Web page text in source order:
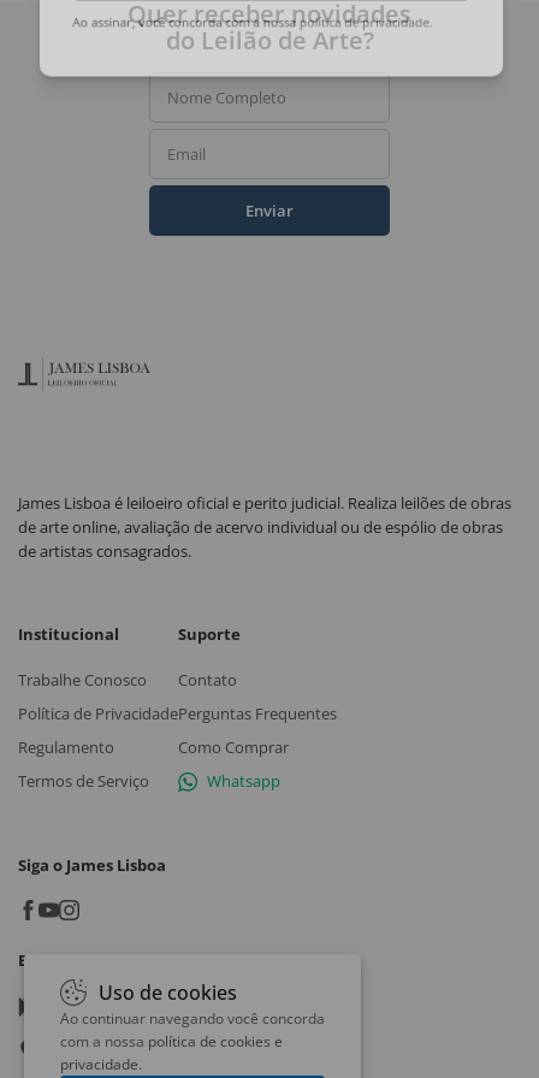
Ao assinar, você concorda com a nossapolítica de privacidade
Quer receber novidades
do Leilão de Arte?
Nome Completo
Email
Enviar
James Lisboa é leiloeiro oficial e perito judicial. Realiza leilões de obras
de arte online, avaliação de acervo individual ou de espólio de obras
de artistas consagrados.
Institucional
Trabalhe Conosco
Política de Privacidade
Regulamento
Termos de Serviço
Suporte
Contato
Perguntas Frequentes
Como Comprar
Whatsapp
Siga o James Lisboa
Baixe o App
Google play
App store
Uso de cookies
Ao continuar navegando você concorda
com a nossa política de cookies e
privacidade.